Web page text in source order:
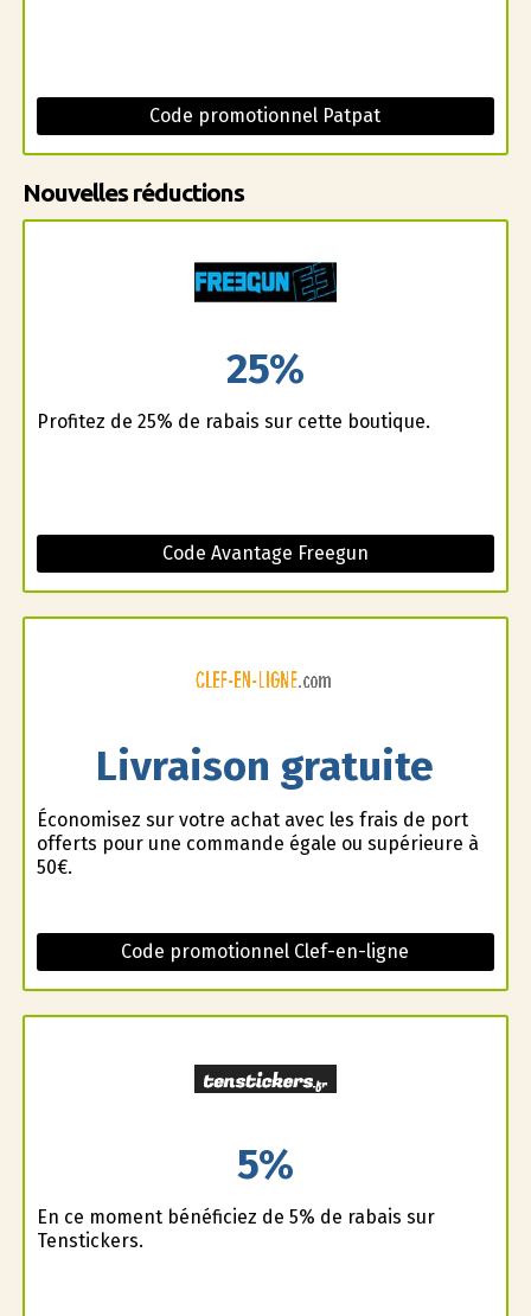
Code promotionnel Patpat
Nouvelles réductions
25%
Profitez de 25% de rabais sur cette boutique.
Code Avantage Freegun
Livraison gratuite
Économisez sur votre achat avec les frais de port
offerts pour une commande égale ou supérieure à
50€.
Code promotionnel Clef-en-ligne
5%
En ce moment bénéficiez de 5% de rabais sur
Tenstickers.